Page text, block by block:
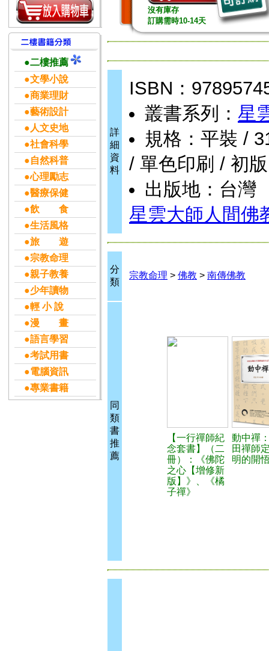
●二樓推薦
●文學小說
●商業理財
●藝術設計
●人文史地
●社會科學
●自然科普
●心理勵志
●醫療保健
●飲 食
●生活風格
●旅 遊
●宗教命理
●親子教養
●少年讀物
●輕 小 說
●漫 畫
●語言學習
●考試用書
●電腦資訊
●專業書籍
沒有庫存
訂購需時10-14天
詳
細
資
料
ISBN：
叢書系列： 星
規格：平裝 /
/ 單色印刷 / 初版
出版地：台灣
星雲大師人間佛
分
類
宗教命理 > 佛教 > 南傳佛教
同
類
書
推
薦
【一行禪師紀
念套書】（二
冊）：《佛陀
之心【增修新
版】》、《橘
子禪》
動中禪
田禪師
明的開